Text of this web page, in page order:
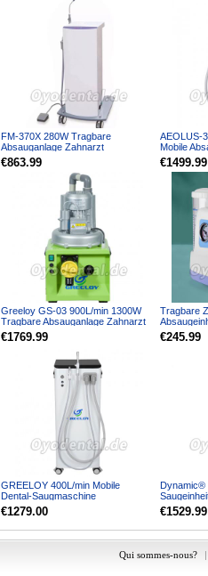
FM-370X 280W Tragbare
Absauganlage Zahnarzt
Augmaschine für Zahnarztpraxis
€863.99
AEOLUS-
Mobile
€1499.99
Greeloy GS-03 900L/min 1300W
Tragbare Absauganlage Zahnarzt
für 3-5 Behandlungss...
€1769.99
Tragbare
Schleim
€245.99
GREELOY 400L/min Mobile
Dental-Saugmaschine
Vakuumpumpe mit starker
Saugleistung...
€1279.00
Dynamic®
€1529.99
Qui sommes-nous? |